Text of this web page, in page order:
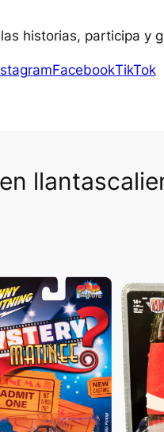
historias, participa y
FacebookTikTok